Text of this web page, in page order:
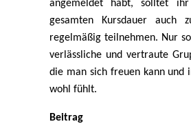
angemeldet habt, solltet
gesamten Kursdauer auch
regelmäßig teilnehmen. Nur
verlässliche und vertraute
die man sich freuen kann und
wohl fühlt.
Beitrag